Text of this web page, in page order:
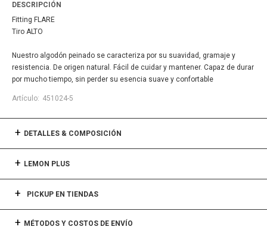
DESCRIPCIÓN
Fitting FLARE
Tiro ALTO
Nuestro algodón peinado se caracteriza por su suavidad, gramaje y
resistencia. De origen natural. Fácil de cuidar y mantener. Capaz de durar
por mucho tiempo, sin perder su esencia suave y confortable
451024-5
DETALLES & COMPOSICIÓN
LEMON PLUS
PICKUP EN TIENDAS
MÉTODOS Y COSTOS DE ENVÍO